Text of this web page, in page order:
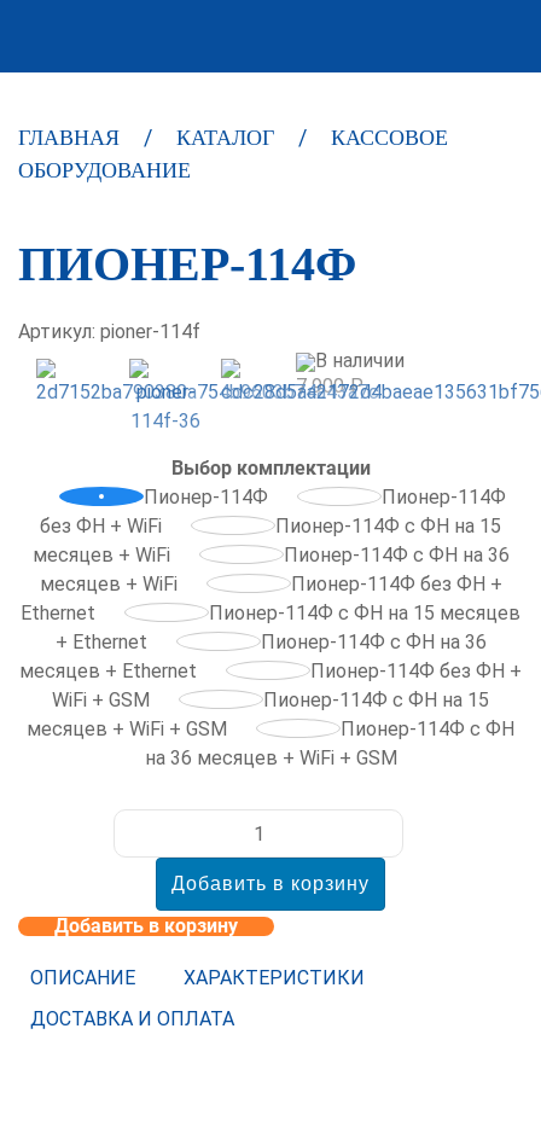
ГЛАВНАЯ КАТАЛОГ
КАССОВОЕ
ОБОРУДОВАНИЕ
ПИОНЕР-114Ф
Артикул: pioner-114f
В наличии
7 900 ₽
Выбор комплектации
Пионер-114Ф
Пионер-114Ф
без ФН + WiFi
Пионер-114Ф с ФН на 15
месяцев + WiFi
Пионер-114Ф с ФН на 36
месяцев + WiFi
Пионер-114Ф без ФН +
Ethernet
Пионер-114Ф с ФН на 15 месяцев
+ Ethernet
Пионер-114Ф с ФН на 36
месяцев + Ethernet
Пионер-114Ф без ФН +
WiFi + GSM
Пионер-114Ф с ФН на 15
месяцев + WiFi + GSM
Пионер-114Ф с ФН
на 36 месяцев + WiFi + GSM
Добавить в корзину
ОПИСАНИЕ
ХАРАКТЕРИСТИКИ
ДОСТАВКА И ОПЛАТА